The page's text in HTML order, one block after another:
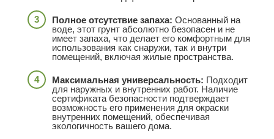
Полное отсутствие запаха: Основанный на
воде, этот грунт абсолютно безопасен и не
имеет запаха, что делает его комфортным для
использования как снаружи, так и внутри
помещений, включая жилые пространства.
Максимальная универсальность: Подходит
для наружных и внутренних работ. Наличие
сертификата безопасности подтверждает
возможность его применения для окраски
внутренних помещений, обеспечивая
экологичность вашего дома.